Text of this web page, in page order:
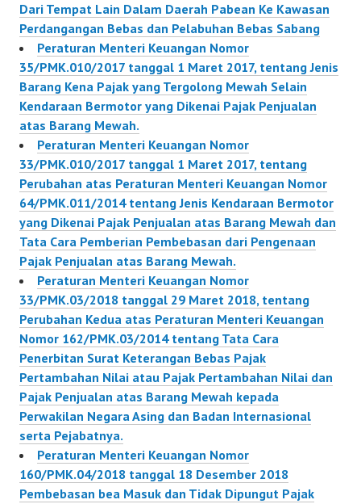
Dari Tempat Lain Dalam Daerah Pabean Ke Kawasan
Perdangangan Bebas dan Pelabuhan Bebas Sabang
Peraturan Menteri Keuangan Nomor
35/PMK.010/2017 tanggal 1 Maret 2017, tentang Jenis
Barang Kena Pajak yang Tergolong Mewah Selain
Kendaraan Bermotor yang Dikenai Pajak Penjualan
atas Barang Mewah.
Peraturan Menteri Keuangan Nomor
33/PMK.010/2017 tanggal 1 Maret 2017, tentang
Perubahan atas Peraturan Menteri Keuangan Nomor
64/PMK.011/2014 tentang Jenis Kendaraan Bermotor
yang Dikenai Pajak Penjualan atas Barang Mewah dan
Tata Cara Pemberian Pembebasan dari Pengenaan
Pajak Penjualan atas Barang Mewah.
Peraturan Menteri Keuangan Nomor
33/PMK.03/2018 tanggal 29 Maret 2018, tentang
Perubahan Kedua atas Peraturan Menteri Keuangan
Nomor 162/PMK.03/2014 tentang Tata Cara
Penerbitan Surat Keterangan Bebas Pajak
Pertambahan Nilai atau Pajak Pertambahan Nilai dan
Pajak Penjualan atas Barang Mewah kepada
Perwakilan Negara Asing dan Badan Internasional
serta Pejabatnya.
Peraturan Menteri Keuangan Nomor
160/PMK.04/2018 tanggal 18 Desember 2018
Pembebasan bea Masuk dan Tidak Dipungut Pajak